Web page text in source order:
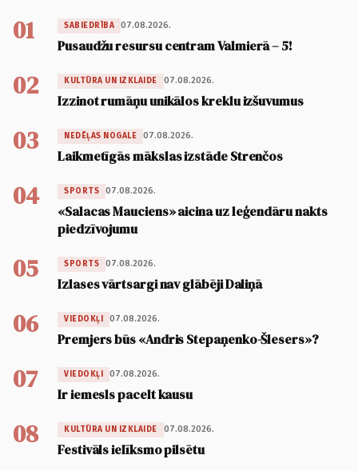
01 SABIEDRĪBA 07.08.2026.
Pusaudžu resursu centram Valmierā – 5!
02 KULTŪRA UN IZKLAIDE 07.08.2026.
Izzinot rumāņu unikālos kreklu izšuvumus
03 NEDĒĻAS NOGALE 07.08.2026.
Laikmetīgās mākslas izstāde Strenčos
04 SPORTS 07.08.2026.
«Salacas Mauciens» aicina uz leģendāru nakts
piedzīvojumu
05 SPORTS 07.08.2026.
Izlases vārtsargi nav glābēji Daliņā
06 VIEDOKĻI 07.08.2026.
Premjers būs «Andris Stepaņenko-Šlesers»?
07 VIEDOKĻI 07.08.2026.
Ir iemesls pacelt kausu
08 KULTŪRA UN IZKLAIDE 07.08.2026.
Festivāls ielīksmo pilsētu